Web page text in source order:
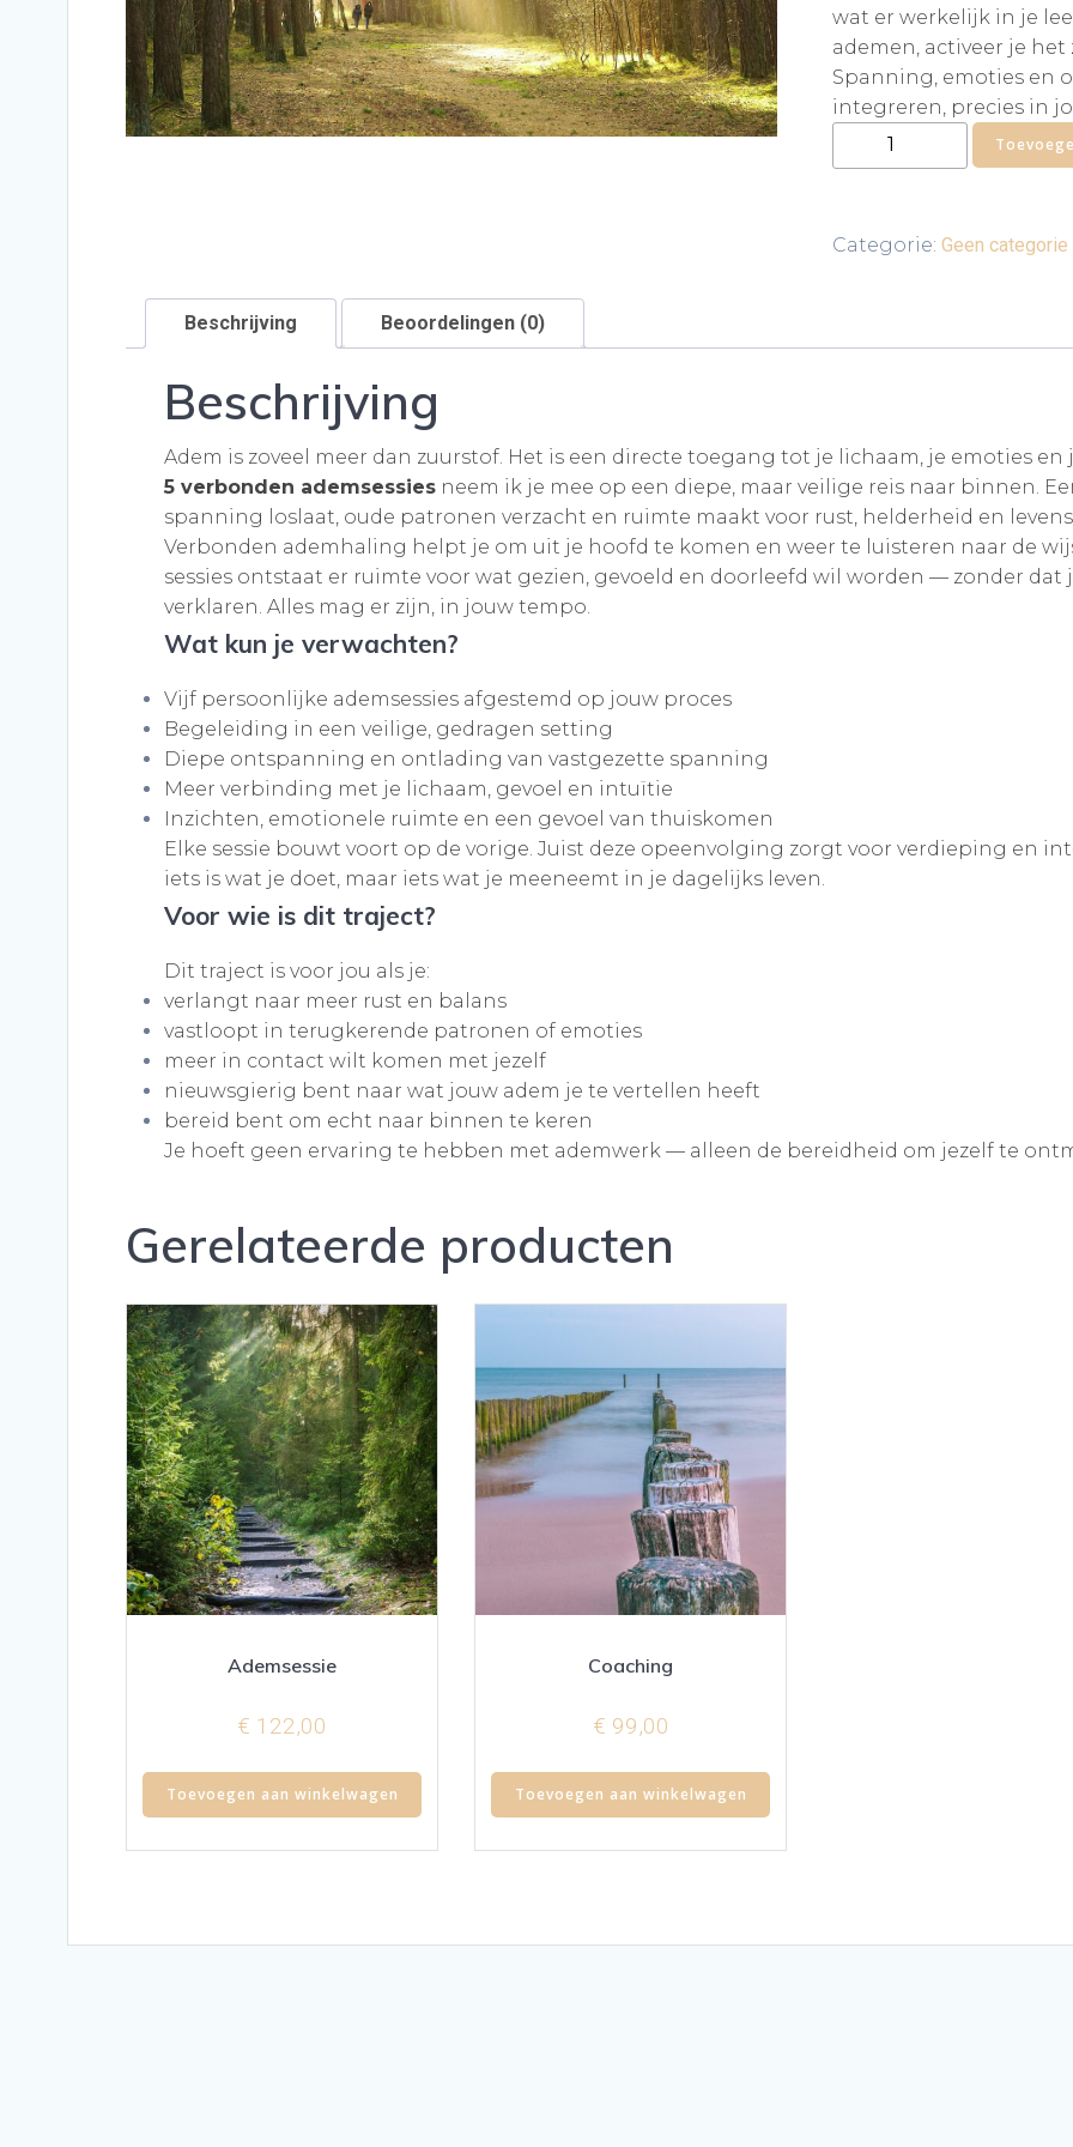
wat er werkelijk in je
ademen, activeer je
Spanning, emoties en
integreren, precies in
Traject
ademsessies
Categorie: Geen categorie
Beschrijving Beoordelingen (0)
Beschrijving
Adem is zoveel meer dan zuurstof. Het is een directe toegang tot je lichaam, je emoties
5 verbonden ademsessies neem ik je mee op een diepe, maar veilige reis naar binnen.
spanning loslaat, oude patronen verzacht en ruimte maakt voor rust, helderheid en
Verbonden ademhaling helpt je om uit je hoofd te komen en weer te luisteren naar de
sessies ontstaat er ruimte voor wat gezien, gevoeld en doorleefd wil worden — zonder
verklaren. Alles mag er zijn, in jouw tempo.
Wat kun je verwachten?
Vijf persoonlijke ademsessies afgestemd op jouw proces
Begeleiding in een veilige, gedragen setting
Diepe ontspanning en ontlading van vastgezette spanning
Meer verbinding met je lichaam, gevoel en intuïtie
Inzichten, emotionele ruimte en een gevoel van thuiskomen
Elke sessie bouwt voort op de vorige. Juist deze opeenvolging zorgt voor verdieping en
iets is wat je doet, maar iets wat je meeneemt in je dagelijks leven.
Voor wie is dit traject?
Dit traject is voor jou als je:
verlangt naar meer rust en balans
vastloopt in terugkerende patronen of emoties
meer in contact wilt komen met jezelf
nieuwsgierig bent naar wat jouw adem je te vertellen heeft
bereid bent om echt naar binnen te keren
Je hoeft geen ervaring te hebben met ademwerk — alleen de bereidheid om jezelf te
Gerelateerde producten
Ademsessie
€ 122,00
Toevoegen aan winkelwagen
Coaching
€ 99,00
Toevoegen aan winkelwagen